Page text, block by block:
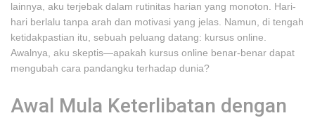
lainnya, aku terjebak dalam rutinitas harian yang monoton. Hari-
hari berlalu tanpa arah dan motivasi yang jelas. Namun, di tengah
ketidakpastian itu, sebuah peluang datang: kursus online.
Awalnya, aku skeptis—apakah kursus online benar-benar dapat
mengubah cara pandangku terhadap dunia?
Awal Mula Keterlibatan dengan